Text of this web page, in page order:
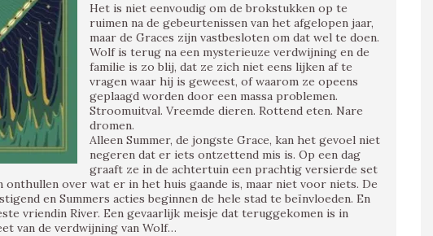
Het is niet eenvoudig om de brokstukken op te
ruimen na de gebeurtenissen van het afgelopen jaar,
maar de Graces zijn vastbesloten om dat wel te doen.
Wolf is terug na een mysterieuze verdwijning en de
familie is zo blij, dat ze zich niet eens lijken af te
vragen waar hij is geweest, of waarom ze opeens
geplaagd worden door een massa problemen.
Stroomuitval. Vreemde dieren. Rottend eten. Nare
dromen.
Alleen Summer, de jongste Grace, kan het gevoel niet
negeren dat er iets ontzettend mis is. Op een dag
graaft ze in de achtertuin een prachtig versierde set
onthullen over wat er in het huis gaande is, maar niet voor niets. De
en Summers acties beginnen de hele stad te beïnvloeden. En
vriendin River. Een gevaarlijk meisje dat teruggekomen is in
van de verdwijning van Wolf…